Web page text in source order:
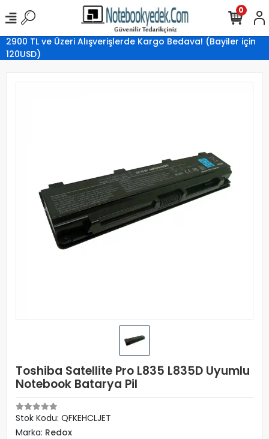
2900 TL ve Üzeri Alışverişlerde Kargo Bedava! (Bayiler için
120USD)
0
Toshiba Satellite Pro L835 L835D Uyumlu
Notebook Batarya Pil
Stok Kodu: QFKEHCLJET
Marka: Redox